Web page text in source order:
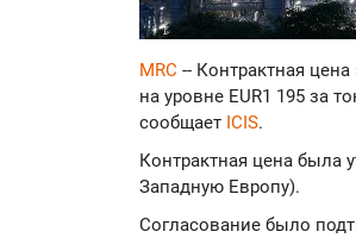
MRC -- Контрактная
на уровне EUR1 195 за
сообщает ICIS.
Контрактная цена была
Западную Европу).
Согласование было